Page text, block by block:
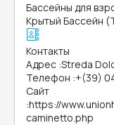
Бассейны для
Крытый Бассейн
Контакты
Адрес :Streda
Телефон :+(39)
Сайт
:https://
caminetto.php